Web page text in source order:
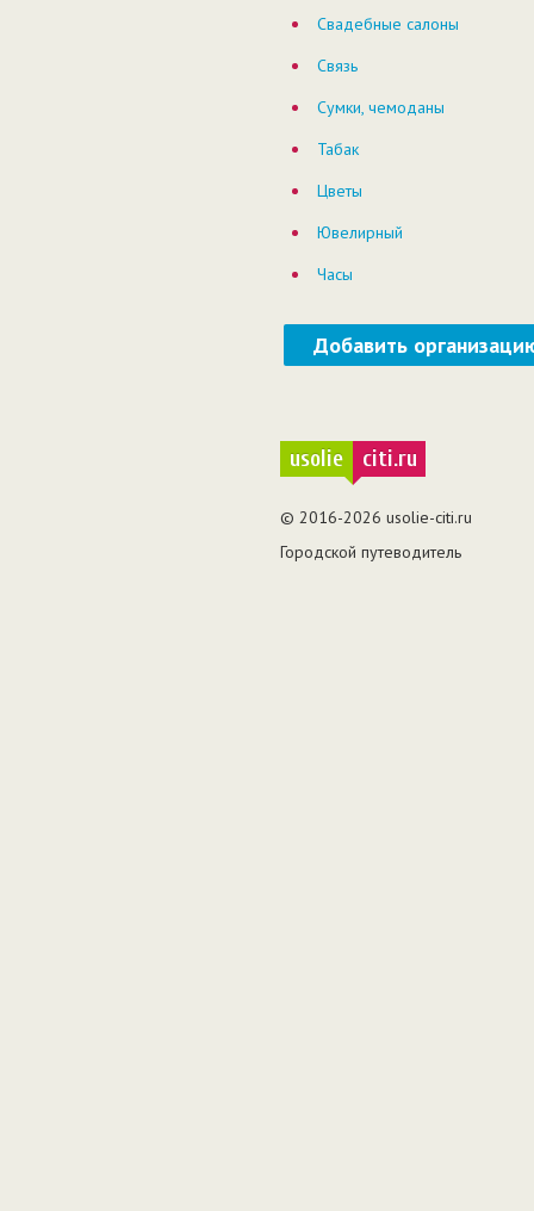
Свадебные салоны
Связь
Сумки, чемоданы
Табак
Цветы
Ювелирный
Часы
Добавить
usolie citi.ru
© 2016-2026 usolie-citi.ru
Городской путеводитель